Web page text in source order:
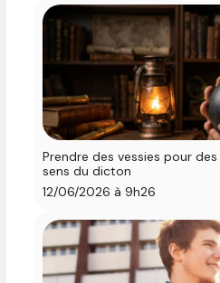
Prendre des vessies pour
sens du dicton
12/06/2026 à 9h26